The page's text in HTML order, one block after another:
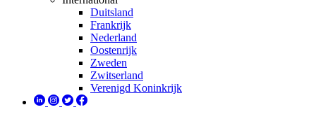
Duitsland
Frankrijk
Nederland
Oostenrijk
Zweden
Zwitserland
Verenigd Koninkrijk